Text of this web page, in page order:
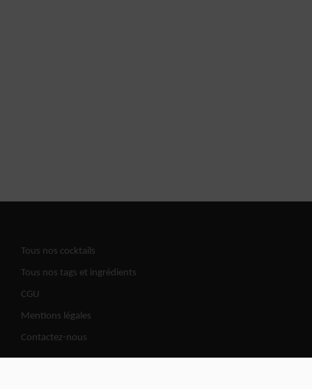
Tous nos cocktails
Tous nos tags et ingrédients
CGU
Mentions légales
Contactez-nous